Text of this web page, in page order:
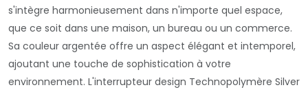
s'intègre harmonieusement dans n'importe quel espace,
que ce soit dans une maison, un bureau ou un commerce.
Sa couleur argentée offre un aspect élégant et intemporel,
ajoutant une touche de sophistication à votre
environnement. L'interrupteur design Technopolymère Silver